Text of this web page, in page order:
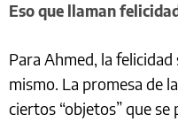
Eso que llaman
Para Ahmed, la
mismo. La promesa de
ciertos “objetos” que